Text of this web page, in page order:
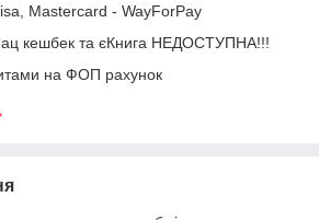
Mastercard - WayForPay
кешбек та єКнига НЕДОСТУПНА!!!
на ФОП рахунок